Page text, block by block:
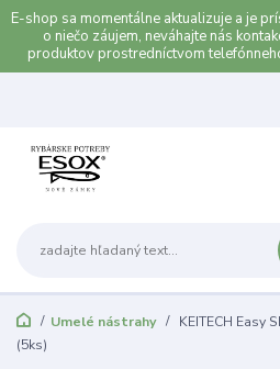
E-shop sa momentálne aktualizuje a je
o niečo záujem, neváhajte nás
produktov prostredníctvom
Umelé nástrahy
KEITECH Easy
(5ks)